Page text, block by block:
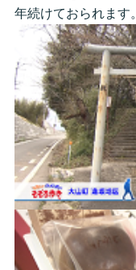
年続けておられます。